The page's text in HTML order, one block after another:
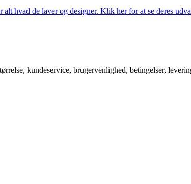
hvad de laver og designer. Klik her for at se deres
kundeservice, brugervenlighed, betingelser,